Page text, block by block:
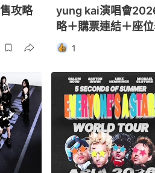
攻略
yung kai演唱會
略＋購票連結＋座
1